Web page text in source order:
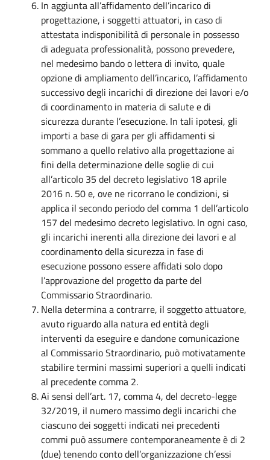
In aggiunta all’affidamento dell’incarico di
progettazione, i soggetti attuatori, in caso di
attestata indisponibilità di personale in possesso
di adeguata professionalità, possono prevedere,
nel medesimo bando o lettera di invito, quale
opzione di ampliamento dell’incarico, l’affidamento
successivo degli incarichi di direzione dei lavori e/o
di coordinamento in materia di salute e di
sicurezza durante l’esecuzione. In tali ipotesi, gli
importi a base di gara per gli affidamenti si
sommano a quello relativo alla progettazione ai
fini della determinazione delle soglie di cui
all’articolo 35 del decreto legislativo 18 aprile
2016 n. 50 e, ove ne ricorrano le condizioni, si
applica il secondo periodo del comma 1 dell’articolo
157 del medesimo decreto legislativo. In ogni caso,
gli incarichi inerenti alla direzione dei lavori e al
coordinamento della sicurezza in fase di
esecuzione possono essere affidati solo dopo
l’approvazione del progetto da parte del
Commissario Straordinario.
Nella determina a contrarre, il soggetto attuatore,
avuto riguardo alla natura ed entità degli
interventi da eseguire e dandone comunicazione
al Commissario Straordinario, può motivatamente
stabilire termini massimi superiori a quelli indicati
al precedente comma 2.
Ai sensi dell’art. 17, comma 4, del decreto-legge
32/2019, il numero massimo degli incarichi che
ciascuno dei soggetti indicati nei precedenti
commi può assumere contemporaneamente è di 2
(due) tenendo conto dell’organizzazione ch’essi